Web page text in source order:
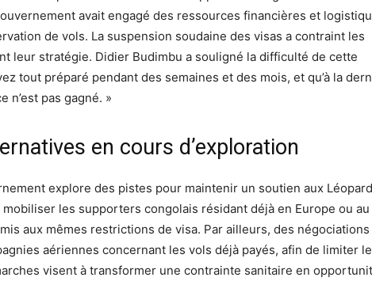
avait engagé des ressources financières et
de vols. La suspension soudaine des visas a contraint les
leur stratégie. Didier Budimbu a souligné la difficulté de cette
tout préparé pendant des semaines et des mois, et qu’à la
n’est pas gagné. »
en cours d’exploration
explore des pistes pour maintenir un soutien aux
mobiliser les supporters congolais résidant déjà en Europe ou au
aux mêmes restrictions de visa. Par ailleurs, des négociations
aériennes concernant les vols déjà payés, afin de limiter
visent à transformer une contrainte sanitaire en